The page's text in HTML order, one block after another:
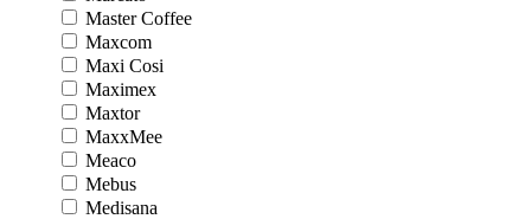
Master Coffee
Maxcom
Maxi Cosi
Maximex
Maxtor
MaxxMee
Meaco
Mebus
Medisana